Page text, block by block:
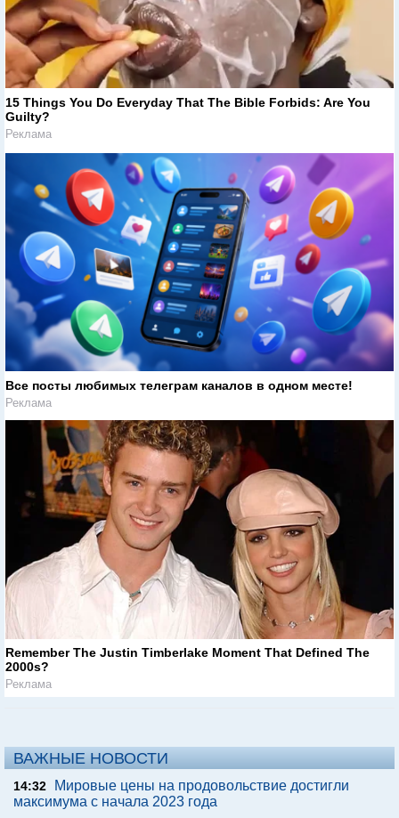
15 Things You Do Everyday That The Bible Forbids: Are You
Guilty?
Реклама
Все посты любимых телеграм каналов в одном месте!
Реклама
Remember The Justin Timberlake Moment That Defined The
2000s?
Реклама
ВАЖНЫЕ НОВОСТИ
14:32
Мировые цены на продовольствие достигли
максимума с начала 2023 года